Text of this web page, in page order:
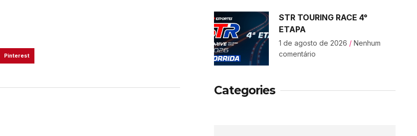
Pinterest
STR TOURING RACE 4°
ETAPA
1 de agosto de 2026 Nenhum
comentário
Categories